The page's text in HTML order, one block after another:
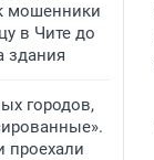
мошенники
в Чите до
здания
городов,
проехали